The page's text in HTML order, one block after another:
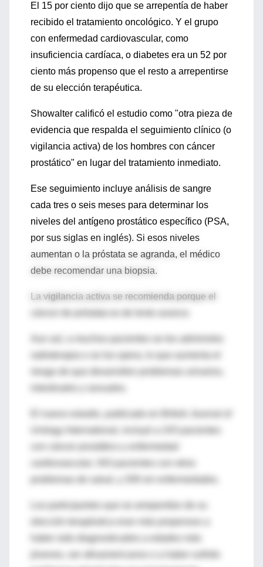
El 15 por ciento dijo que se arrepentía de haber
recibido el tratamiento oncológico. Y el grupo
con enfermedad cardiovascular, como
insuficiencia cardíaca, o diabetes era un 52 por
ciento más propenso que el resto a arrepentirse
de su elección terapéutica.
Showalter calificó el estudio como "otra pieza de
evidencia que respalda el seguimiento clínico (o
vigilancia activa) de los hombres con cáncer
prostático" en lugar del tratamiento inmediato.
Ese seguimiento incluye análisis de sangre
cada tres o seis meses para determinar los
niveles del antígeno prostático específico (PSA,
por sus siglas en inglés). Si esos niveles
aumentan o la próstata se agranda, el médico
debe recomendar una biopsia.
La vigilancia activa se recomienda porque el
radioterapia o se los opera, lo que aumenta el
riesgo de que desarrollen problemas urinarios,
Urology International, incluyó a 243 pacientes
elección terapéutica eran más propensos a
haber sido diagnosticados a edades más